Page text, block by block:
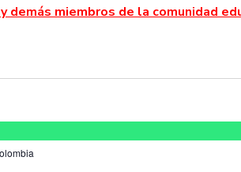
miembros de la comunidad